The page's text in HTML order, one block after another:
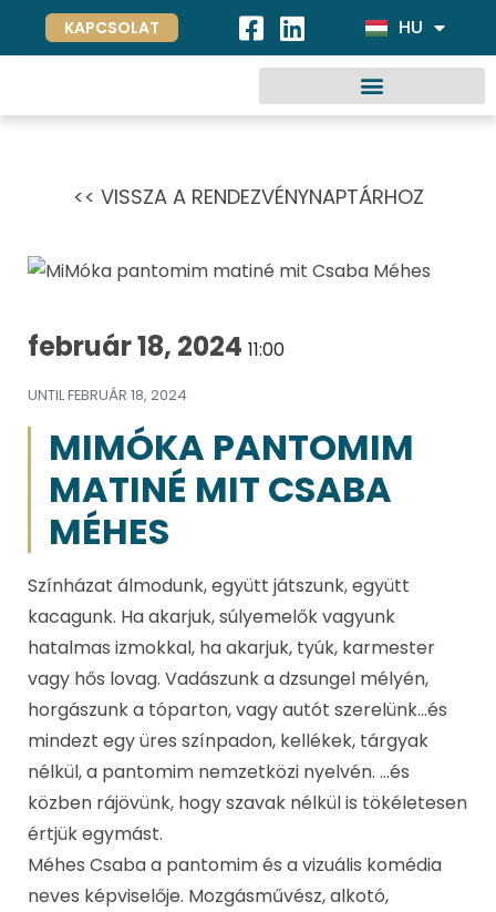
KAPCSOLAT HU
DE
<< VISSZA A RENDEZVÉNYNAPTÁRHOZ
február 18, 2024 11:00
UNTILFEBRUÁR 18, 2024
MIMÓKA PANTOMIM
MATINÉ MIT CSABA
MÉHES
Színházat álmodunk, együtt játszunk, együtt
kacagunk. Ha akarjuk, súlyemelők vagyunk
hatalmas izmokkal, ha akarjuk, tyúk, karmester
vagy hős lovag. Vadászunk a dzsungel mélyén,
horgászunk a tóparton, vagy autót szerelünk…és
mindezt egy üres színpadon, kellékek, tárgyak
nélkül, a pantomim nemzetközi nyelvén. …és
közben rájövünk, hogy szavak nélkül is tökéletesen
értjük egymást.
Méhes Csaba a pantomim és a vizuális komédia
neves képviselője. Mozgásművész, alkotó,